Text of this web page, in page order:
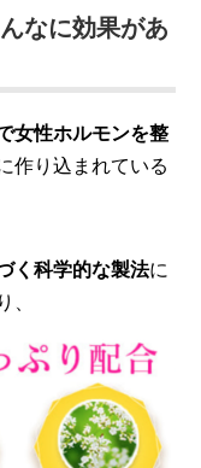
なに効果があ
女性ホルモンを整
作り込まれている
く科学的な製法に
、